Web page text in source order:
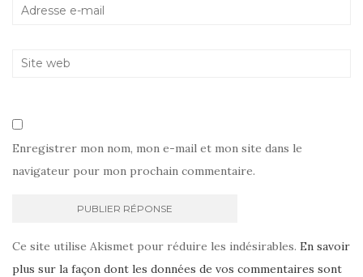
Enregistrer mon nom, mon e-mail et mon site dans le
navigateur pour mon prochain commentaire.
Ce site utilise Akismet pour réduire les indésirables. En savoir
plus sur la façon dont les données de vos commentaires sont